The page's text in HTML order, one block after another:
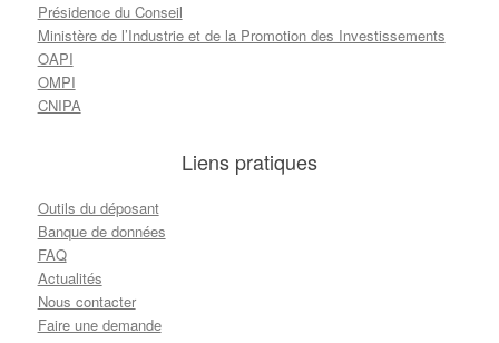
Présidence du Conseil
Ministère de l’Industrie et de la Promotion des Investissements
OAPI
OMPI
CNIPA
Liens pratiques
Outils du déposant
Banque de données
FAQ
Actualités
Nous contacter
Faire une demande